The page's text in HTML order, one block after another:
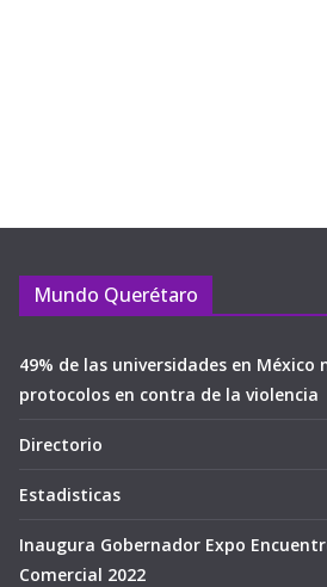
Mundo Querétaro
49% de las universidades en México
protocolos en contra de la violencia
Directorio
Estadisticas
Inaugura Gobernador Expo
Comercial 2022